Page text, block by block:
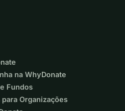
na WhyDonate
Fundos
Organizações